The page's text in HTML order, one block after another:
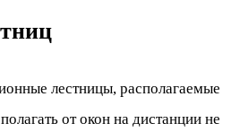
лестницы, располагаемые
от окон на дистанции не